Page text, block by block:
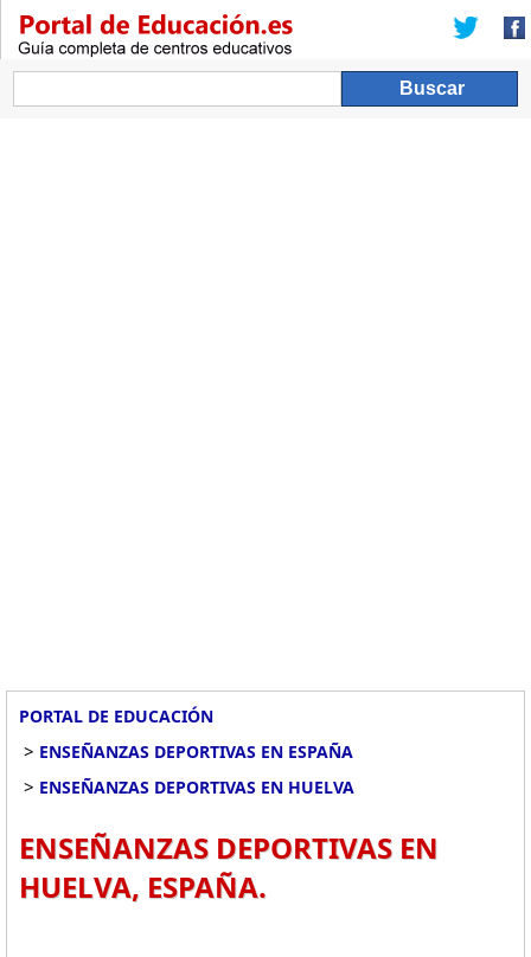
PORTAL DE EDUCACIÓN
> ENSEÑANZAS DEPORTIVAS EN ESPAÑA
> ENSEÑANZAS DEPORTIVAS EN HUELVA
ENSEÑANZAS DEPORTIVAS EN
HUELVA, ESPAÑA.